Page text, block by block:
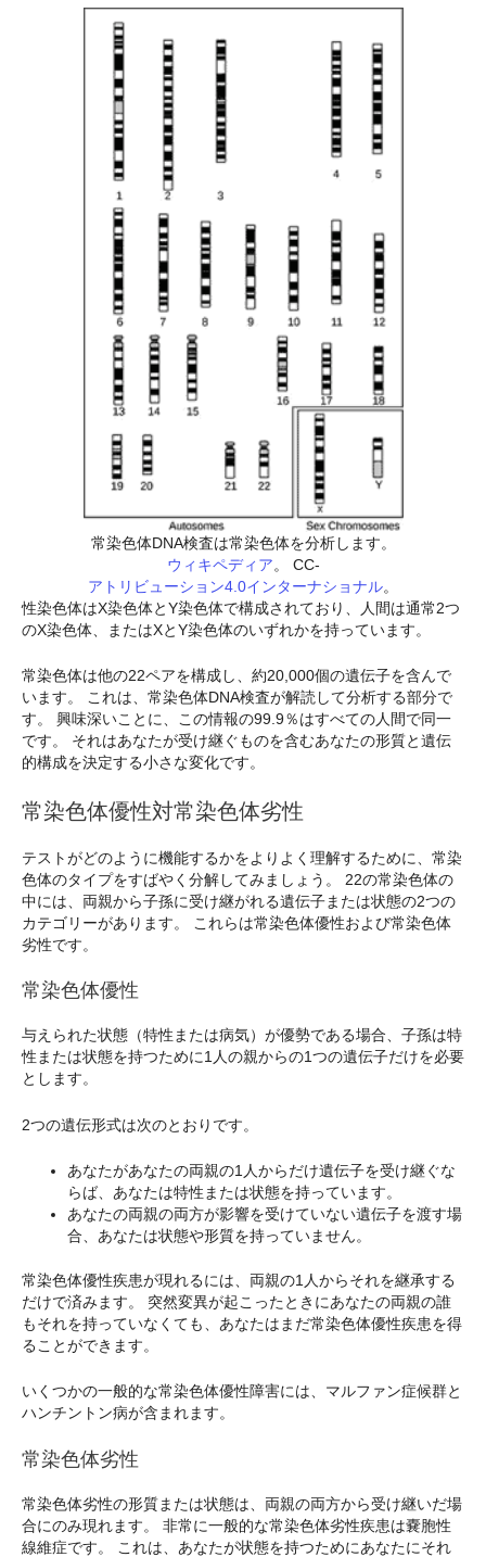
常染色体DNA検査は常染色体を分析します。
ウィキペディア。 CC-
アトリビューション4.0インターナショナル。
性染色体はX染色体とY染色体で構成されており、人間は通常2つ
のX染色体、またはXとY染色体のいずれかを持っています。
常染色体は他の22ペアを構成し、約20,000個の遺伝子を含んで
います。 これは、常染色体DNA検査が解読して分析する部分で
す。 興味深いことに、この情報の99.9％はすべての人間で同一
です。 それはあなたが受け継ぐものを含むあなたの形質と遺伝
的構成を決定する小さな変化です。
常染色体優性対常染色体劣性
テストがどのように機能するかをよりよく理解するために、常染
色体のタイプをすばやく分解してみましょう。 22の常染色体の
中には、両親から子孫に受け継がれる遺伝子または状態の2つの
カテゴリーがあります。 これらは常染色体優性および常染色体
劣性です。
常染色体優性
与えられた状態（特性または病気）が優勢である場合、子孫は特
性または状態を持つために1人の親からの1つの遺伝子だけを必要
とします。
2つの遺伝形式は次のとおりです。
あなたがあなたの両親の1人からだけ遺伝子を受け継ぐな
らば、あなたは特性または状態を持っています。
あなたの両親の両方が影響を受けていない遺伝子を渡す場
合、あなたは状態や形質を持っていません。
常染色体優性疾患が現れるには、両親の1人からそれを継承する
だけで済みます。 突然変異が起こったときにあなたの両親の誰
もそれを持っていなくても、あなたはまだ常染色体優性疾患を得
ることができます。
いくつかの一般的な常染色体優性障害には、マルファン症候群と
ハンチントン病が含まれます。
常染色体劣性
常染色体劣性の形質または状態は、両親の両方から受け継いだ場
合にのみ現れます。 非常に一般的な常染色体劣性疾患は嚢胞性
線維症です。 これは、あなたが状態を持つためにあなたにそれ